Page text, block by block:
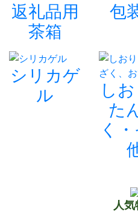
返礼品用
茶箱
包
シリカゲ
ル
しお
た
く
人